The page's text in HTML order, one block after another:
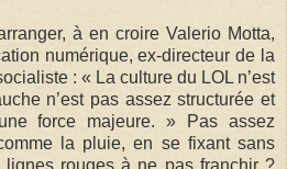
à en croire Valerio Motta,
numérique, ex-directeur de la
: « La culture du LOL n’est
n’est pas assez structurée et
force majeure. » Pas assez
la pluie, en se fixant sans
rouges à ne pas franchir ?